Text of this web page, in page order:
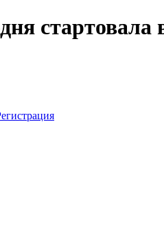
стартовала